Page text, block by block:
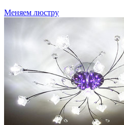
Меняем люстру